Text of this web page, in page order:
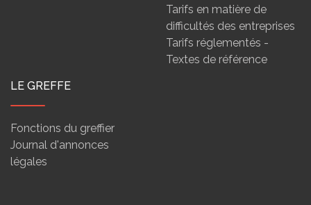
Tarifs en matière de
difficultés des entreprises
Tarifs réglementés -
Textes de référence
LE GREFFE
Fonctions du greffier
Journal d'annonces
légales